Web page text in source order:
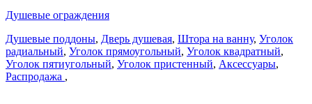
Душевые ограждения
Душевые поддоны, Дверь душевая, Штора на ванну, Уголок
радиальный, Уголок прямоугольный, Уголок квадратный,
Уголок пятиугольный, Уголок пристенный, Аксессуары,
Распродажа ,